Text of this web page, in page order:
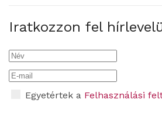
Iratkozzon fel
Egyetértek a Felhasználási